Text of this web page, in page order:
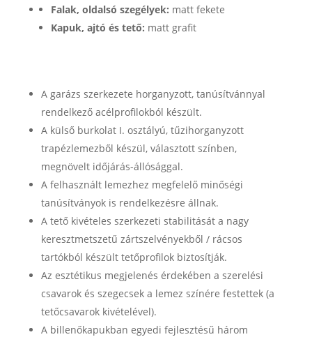
Falak, oldalsó szegélyek: matt fekete
Kapuk, ajtó és tető: matt grafit
A garázs szerkezete horganyzott, tanúsítvánnyal
rendelkező acélprofilokból készült.
A külső burkolat I. osztályú, tűzihorganyzott
trapézlemezből készül, választott színben,
megnövelt időjárás-állósággal.
A felhasznált lemezhez megfelelő minőségi
tanúsítványok is rendelkezésre állnak.
A tető kivételes szerkezeti stabilitását a nagy
keresztmetszetű zártszelvényekből / rácsos
tartókból készült tetőprofilok biztosítják.
Az esztétikus megjelenés érdekében a szerelési
csavarok és szegecsek a lemez színére festettek (a
tetőcsavarok kivételével).
A billenőkapukban egyedi fejlesztésű három